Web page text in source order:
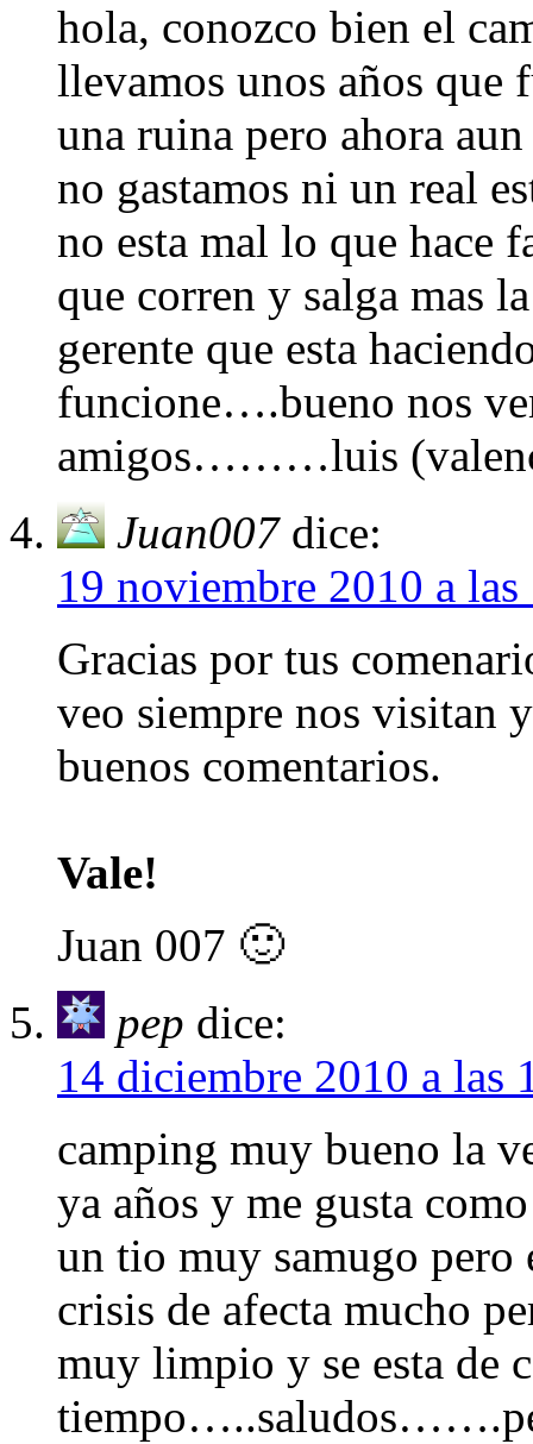
hola, conozco bien el
llevamos unos años que
una ruina pero ahora
no gastamos ni un real
no esta mal lo que hace
que corren y salga mas
gerente que esta
funcione….bueno nos
amigos………luis
Juan007 dice:
19 noviembre 2010 a las
Gracias por tus
veo siempre nos visitan
buenos comentarios.
Vale!
Juan 007 🙂
pep dice:
14 diciembre 2010 a las
camping muy bueno la
ya años y me gusta
un tio muy samugo pero
crisis de afecta mucho
muy limpio y se esta de